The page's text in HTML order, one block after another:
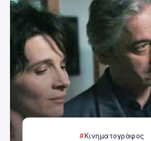
Κινηματογράφος